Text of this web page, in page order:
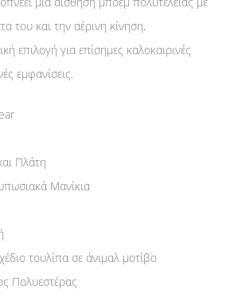
του και την αέρινη κίνηση,
επιλογή για επίσημες καλοκαιρινές
εμφανίσεις.
Πλάτη
Μανίκια
τουλίπα σε άνιμαλ μοτίβο
Πολυεστέρας